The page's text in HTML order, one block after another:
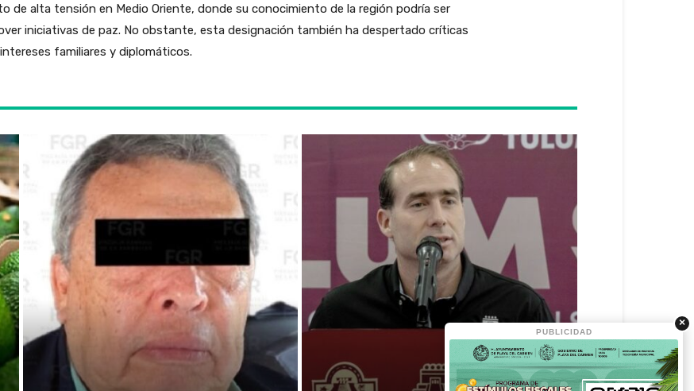
de alta tensión en Medio Oriente, donde su conocimiento de la región podría ser
iniciativas de paz. No obstante, esta designación también ha despertado críticas
familiares y diplomáticos.
×
PUBLICIDAD